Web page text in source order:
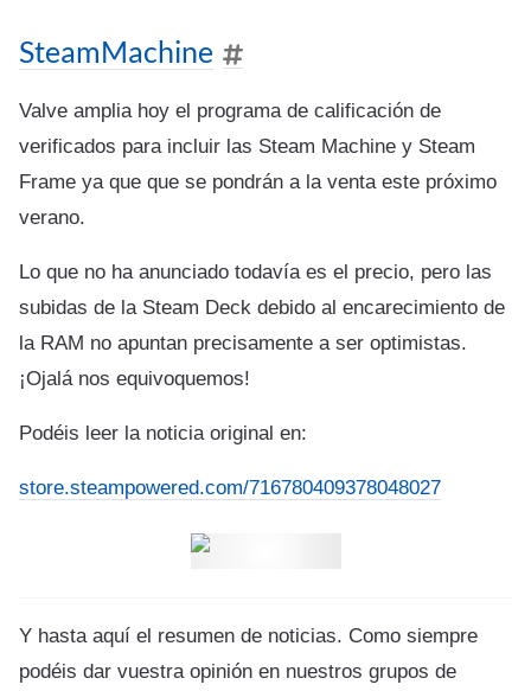
SteamMachine
Valve amplia hoy el programa de calificación de
verificados para incluir las Steam Machine y Steam
Frame ya que que se pondrán a la venta este próximo
verano.
Lo que no ha anunciado todavía es el precio, pero las
subidas de la Steam Deck debido al encarecimiento de
la RAM no apuntan precisamente a ser optimistas.
¡Ojalá nos equivoquemos!
Podéis leer la noticia original en:
store.steampowered.com/716780409378048027
Y hasta aquí el resumen de noticias. Como siempre
podéis dar vuestra opinión en nuestros grupos de